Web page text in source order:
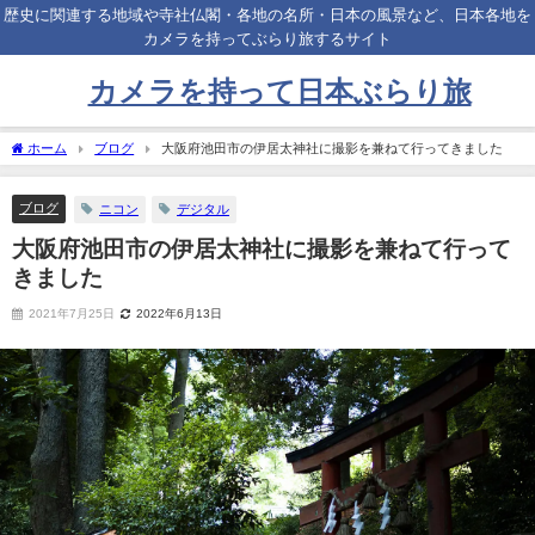
歴史に関連する地域や寺社仏閣・各地の名所・日本の風景など、日本各地を
カメラを持ってぶらり旅するサイト
カメラを持って日本ぶらり旅
ホーム ブログ 大阪府池田市の伊居太神社に撮影を兼ねて行ってきました
ブログ ニコン デジタル
大阪府池田市の伊居太神社に撮影を兼ねて行って
きました
2021年7月25日 2022年6月13日